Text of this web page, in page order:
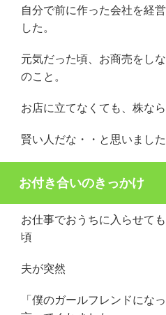
自分で前に作った会社を経
した。
元気だった頃、お商売をし
のこと。
お店に立てなくても、株な
賢い人だな・・と思いました
お付き合いのきっかけ
お仕事でおうちに入らせて
頃
夫が突然
「僕のガールフレンドにな